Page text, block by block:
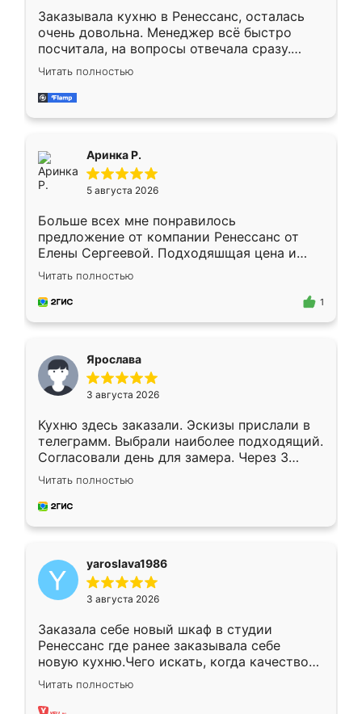
Заказывала кухню в Ренессанс, осталась
очень довольна. Менеджер всё быстро
посчитала, на вопросы отвечала сразу.
Замерщик приехал в субботу, подошёл к
делу со всей ответственностью. Собрали
за день, ребята работали аккуратно, даже
Читать полностью
Аринка Р.
5 августа 2026
Больше всех мне понравилось
предложение от компании Ренессанс от
Елены Сергеевой. Подходяшщая цена и
короткие сроки изготовления. Приехавший
для замера сотрудник Владислав
предложил по моему эскизу самый
Читать полностью
1
Ярослава
3 августа 2026
Кухню здесь заказали. Эскизы прислали в
телеграмм. Выбрали наиболее подходящий.
Согласовали день для замера. Через 3
недели кухня была уже готова. Остались
довольны работой. Спасибо Ренессанс
мебель за качественную работу!
Читать полностью
yaroslava1986
3 августа 2026
Заказала себе новый шкаф в студии
Ренессанс где ранее заказывала себе
новую кухню.Чего искать, когда качеством
вполне довольна. Служит кухня уже почти
два года, нареканий нет.
Читать полностью